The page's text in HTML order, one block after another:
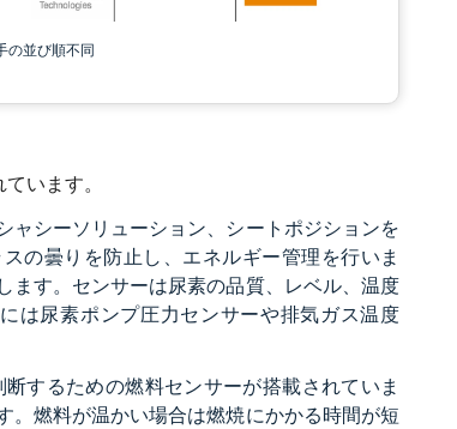
の並び順不同
います。
ャシーソリューション、シートポジションを
の曇りを防止し、エネルギー管理を行いま
ます。センサーは尿素の品質、レベル、温度
は尿素ポンプ圧力センサーや排気ガス温度
するための燃料センサーが搭載されていま
。燃料が温かい場合は燃焼にかかる時間が短